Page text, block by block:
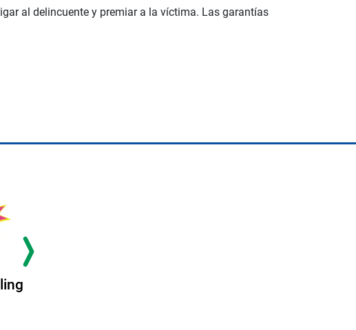
al delincuente y premiar a la víctima. Las garantías